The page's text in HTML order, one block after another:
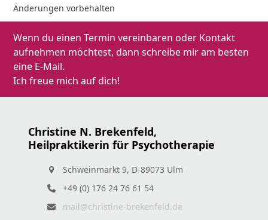
Änderungen vorbehalten
Wenn du einen Termin vereinbaren oder Kontakt
aufnehmen möchtest, dann schreibe mir am besten
eine E-Mail.
Ich freue mich auf dich!
Christine N. Brekenfeld,
Heilpraktikerin für Psychotherapie
Schweinmarkt 9, D-89073 Ulm
+49 (0) 176 24 76 61 54
mail@christine-brekenfeld.de